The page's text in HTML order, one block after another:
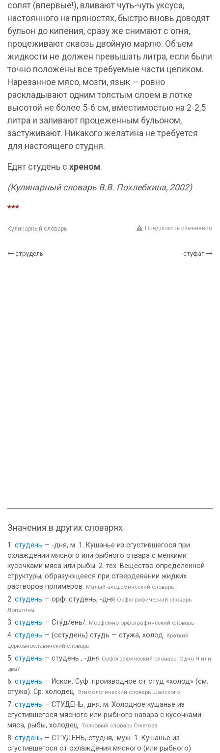
солят (впервые!), вливают чуть-чуть уксуса,
настоянного на пряностях, быстро вновь доводят
бульон до кипения, сразу же снимают с огня,
процеживают сквозь двойную марлю. Объем
жидкости не должен превышать литра, если были
точно положены все требуемые части целиком.
Нарезанное мясо, мозги, язык — ровно
раскладывают одним толстым слоем в лотке
высотой не более 5-6 см, вместимостью на 2-2,5
литра и заливают процеженным бульоном,
застуживают. Никакого желатина не требуется
для настоящего студня.
Едят студень с хреном.
(Кулинарный словарь В.В. Похлебкина, 2002)
***
Кулинарный словарь Предложить изменения
струдель стуфат
Значения в других словарях
студень — -дня, м. 1. Кушанье из сгустившегося при
охлаждении мясного или рыбного отвара с мелкими
кусочками мяса или рыбы. 2. тех. Вещество определенной
структуры, образующееся при отвердевании жидких
растворов полимеров. Малый академический словарь
студень — орф. студень, -дня Орфографический словарь
Лопатина
студень — Сту́д/ень/. Морфемно-орфографический словарь
студень — (сстудень) студь — стужа, холод. Краткий
церковнославянский словарь
студень — студень , -дня Орфографический словарь. Одно Н или
два?
студень — Искон. Суф. производное от студ «холод» (см.
стужа). Ср. холодец. Этимологический словарь Шанского
студень — СТУДЕНЬ, дня, м. Холодное кушанье из
сгустившегося мясного или рыбного навара с кусочками
мяса, рыбы, холодец. Толковый словарь Ожегова
студень — СТ’УДЕНЬ, студня, ·муж. 1. Кушанье из
сгустившегося от охлаждения мясного (или рыбного)